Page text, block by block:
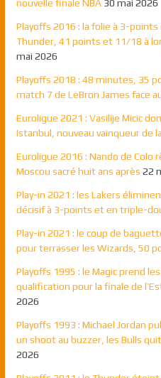
nouvelle finale NBA 30 mai 2026
Playoffs 2016 : la folie à 3-points
Thunder, 41 points et 11/18 à
mai 2026
Playoffs 2018 : 48 minutes, 35
match 7 de LeBron James face
Euroligue 2021 : Vasilije Micic
Istanbul, nouveau vainqueur de
Euroligue 2016 : Nando de Colo
Moscou sacré huit ans après 22
Play-in 2021 : les Lakers
décisif à 3-points et en triple-
Play-in 2021 : le coup de
pour terrasser les Wizards, 50
Playoffs 1995 : le Magic prend
qualification pour la finale de
2026
Playoffs 1993 : Michael Jordan
un shoot au buzzer, les Bulls
2026